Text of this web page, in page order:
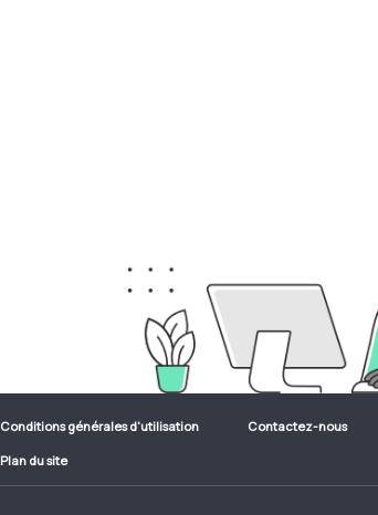
Conditions générales d'utilisation Contactez-nous
Plan du site